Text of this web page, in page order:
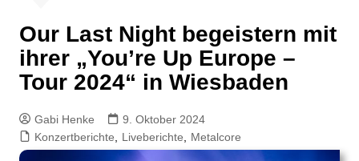
Our Last Night begeistern mit
ihrer „You’re Up Europe –
Tour 2024“ in Wiesbaden
Gabi Henke
9. Oktober 2024
Konzertberichte
Liveberichte Metalcore